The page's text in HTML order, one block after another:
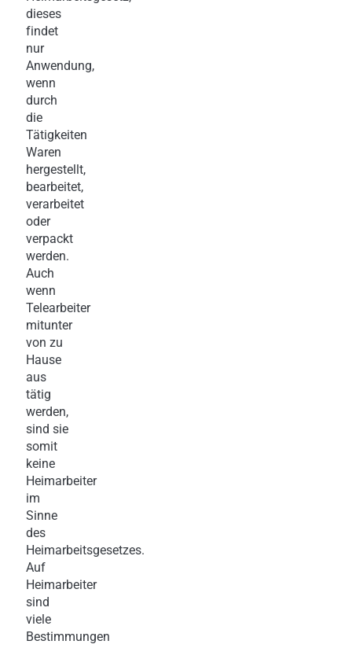
dieses
findet
nur
Anwendung,
wenn
durch
die
Tätigkeiten
Waren
hergestellt,
bearbeitet,
verarbeitet
oder
verpackt
werden.
Auch
wenn
Telearbeiter
mitunter
von zu
Hause
aus
tätig
werden,
sind sie
somit
keine
Heimarbeiter
im
Sinne
des
Heimarbeitsgesetzes.
Auf
Heimarbeiter
sind
viele
Bestimmungen